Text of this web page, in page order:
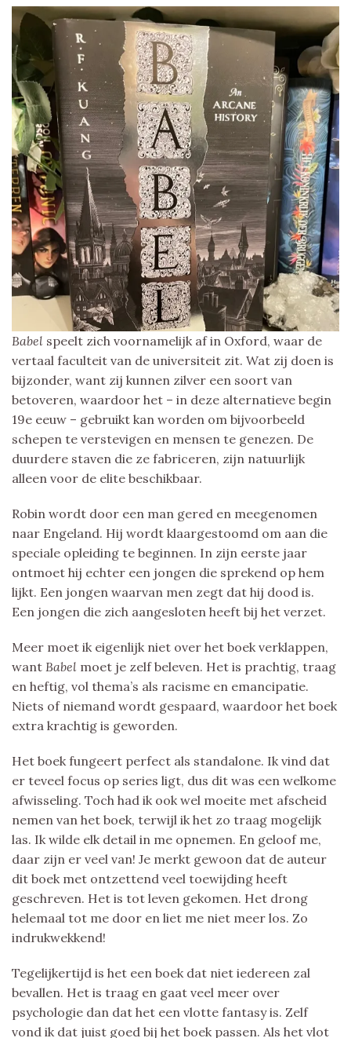
Babel speelt zich voornamelijk af in Oxford, waar de
vertaal faculteit van de universiteit zit. Wat zij doen is
bijzonder, want zij kunnen zilver een soort van
betoveren, waardoor het – in deze alternatieve begin
19e eeuw – gebruikt kan worden om bijvoorbeeld
schepen te verstevigen en mensen te genezen. De
duurdere staven die ze fabriceren, zijn natuurlijk
alleen voor de elite beschikbaar.
Robin wordt door een man gered en meegenomen
naar Engeland. Hij wordt klaargestoomd om aan die
speciale opleiding te beginnen. In zijn eerste jaar
ontmoet hij echter een jongen die sprekend op hem
lijkt. Een jongen waarvan men zegt dat hij dood is.
Een jongen die zich aangesloten heeft bij het verzet.
Meer moet ik eigenlijk niet over het boek verklappen,
want Babel moet je zelf beleven. Het is prachtig, traag
en heftig, vol thema’s als racisme en emancipatie.
Niets of niemand wordt gespaard, waardoor het boek
extra krachtig is geworden.
Het boek fungeert perfect als standalone. Ik vind dat
er teveel focus op series ligt, dus dit was een welkome
afwisseling. Toch had ik ook wel moeite met afscheid
nemen van het boek, terwijl ik het zo traag mogelijk
las. Ik wilde elk detail in me opnemen. En geloof me,
daar zijn er veel van! Je merkt gewoon dat de auteur
dit boek met ontzettend veel toewijding heeft
geschreven. Het is tot leven gekomen. Het drong
helemaal tot me door en liet me niet meer los. Zo
indrukwekkend!
Tegelijkertijd is het een boek dat niet iedereen zal
bevallen. Het is traag en gaat veel meer over
psychologie dan dat het een vlotte fantasy is. Zelf
vond ik dat juist goed bij het boek passen. Als het vlot